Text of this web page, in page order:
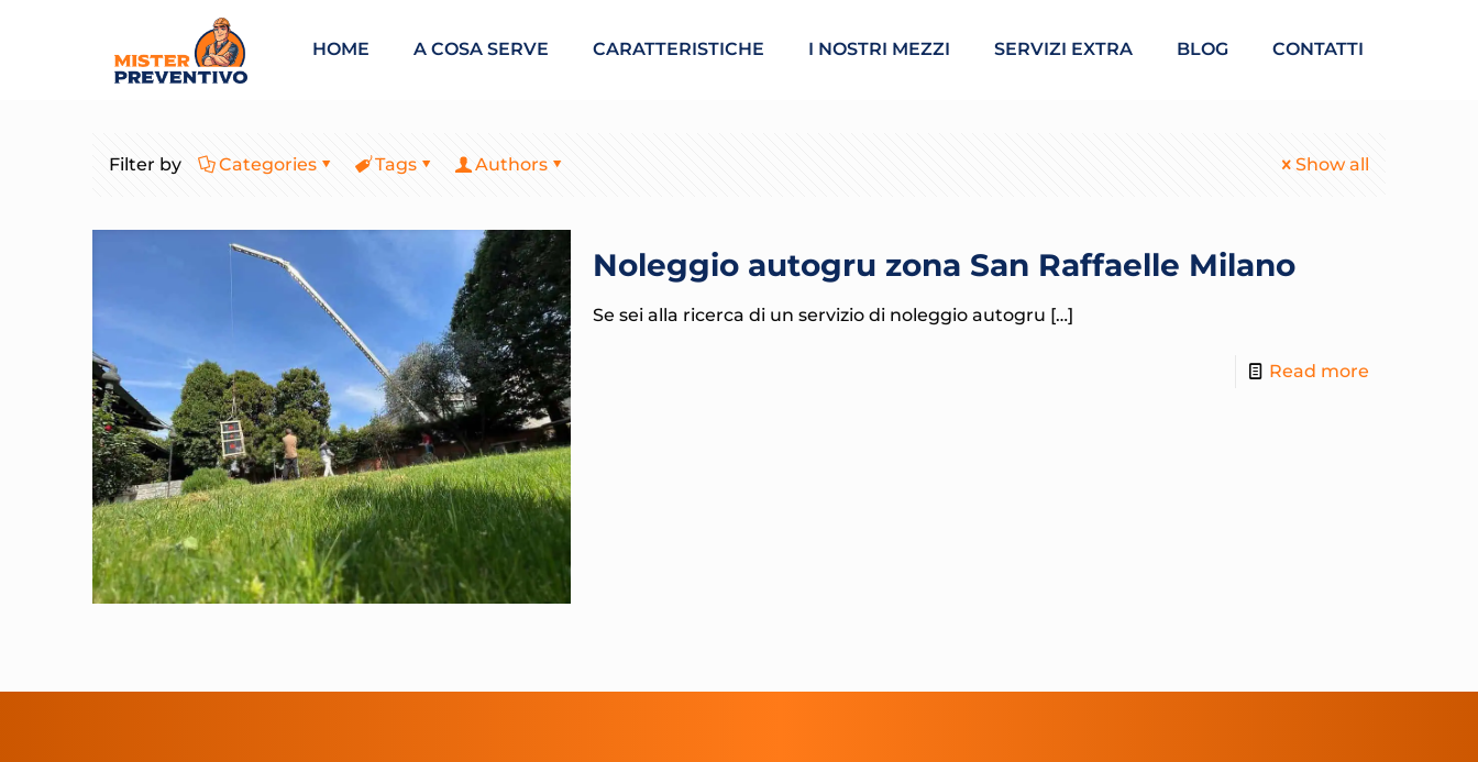
HOME A COSA SERVE CARATTERISTICHE I NOSTRI MEZZI SERVIZI EXTRA BLOG CONTATTI
Filter by Categories Tags Authors Show all
Noleggio autogru zona San Raffaelle Milano
Se sei alla ricerca di un servizio di noleggio autogru […]
Read more